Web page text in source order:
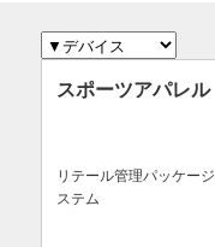
スポーツアパレ
リテール管理パッケー
ステム